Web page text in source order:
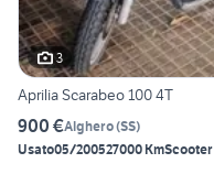
3
Aprilia Scarabeo 100 4T
900 €Alghero(SS)
Usato05/200527000 KmScooter